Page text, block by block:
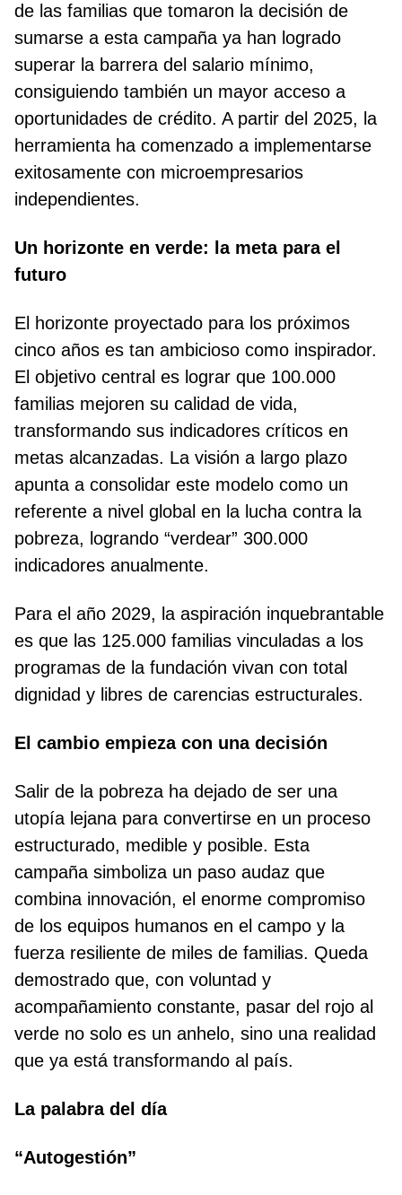
de las familias que tomaron la decisión de
sumarse a esta campaña ya han logrado
superar la barrera del salario mínimo,
consiguiendo también un mayor acceso a
oportunidades de crédito. A partir del 2025, la
herramienta ha comenzado a implementarse
exitosamente con microempresarios
independientes.
Un horizonte en verde: la meta para el
futuro
El horizonte proyectado para los próximos
cinco años es tan ambicioso como inspirador.
El objetivo central es lograr que 100.000
familias mejoren su calidad de vida,
transformando sus indicadores críticos en
metas alcanzadas. La visión a largo plazo
apunta a consolidar este modelo como un
referente a nivel global en la lucha contra la
pobreza, logrando “verdear” 300.000
indicadores anualmente.
Para el año 2029, la aspiración inquebrantable
es que las 125.000 familias vinculadas a los
programas de la fundación vivan con total
dignidad y libres de carencias estructurales.
El cambio empieza con una decisión
Salir de la pobreza ha dejado de ser una
utopía lejana para convertirse en un proceso
estructurado, medible y posible. Esta
campaña simboliza un paso audaz que
combina innovación, el enorme compromiso
de los equipos humanos en el campo y la
fuerza resiliente de miles de familias. Queda
demostrado que, con voluntad y
acompañamiento constante, pasar del rojo al
verde no solo es un anhelo, sino una realidad
que ya está transformando al país.
La palabra del día
“Autogestión”